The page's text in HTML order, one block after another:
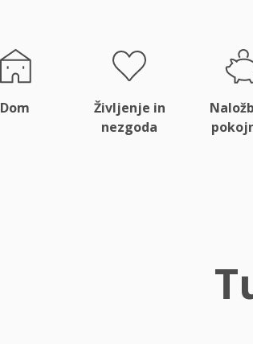
Dom
Življenje in
nezgoda